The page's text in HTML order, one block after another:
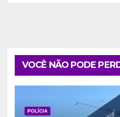
VOCÊ NÃO PODE
POLÍCIA